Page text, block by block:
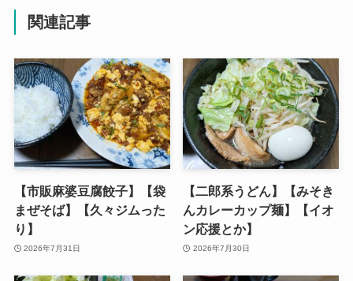
関連記事
【市販麻婆豆腐餃子】【袋
まぜそば】【久々ジムった
り】
2026年7月31日
【二郎系うどん】【みそき
んカレーカップ麺】【イオ
ン応援とか】
2026年7月30日